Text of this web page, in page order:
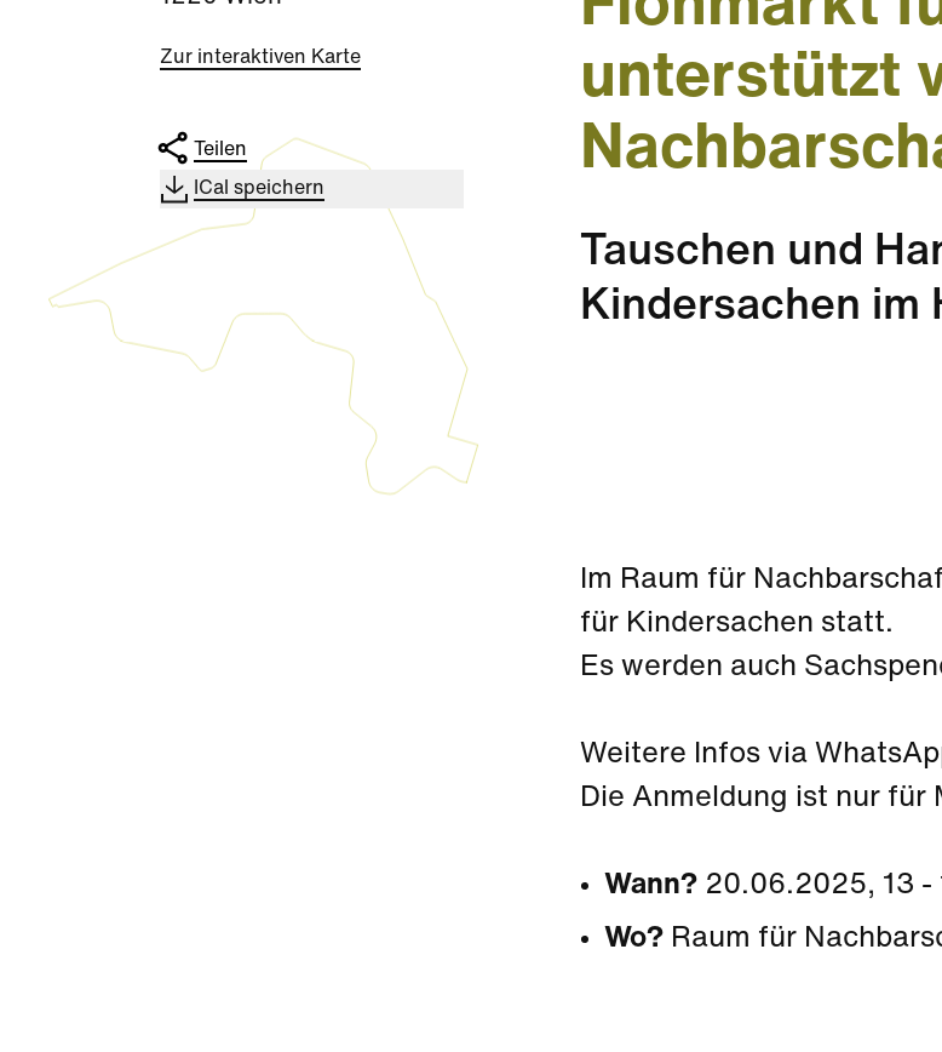
Zur interaktiven Karte
Teilen
ICal speichern
unterstützt
Tauschen und
Kindersachen im
Im Raum für
für Kindersachen statt.
Es werden auch
Weitere Infos via
Die Anmeldung ist nur für
Wann?20.06.2025, 13 -
Wo?Raum für